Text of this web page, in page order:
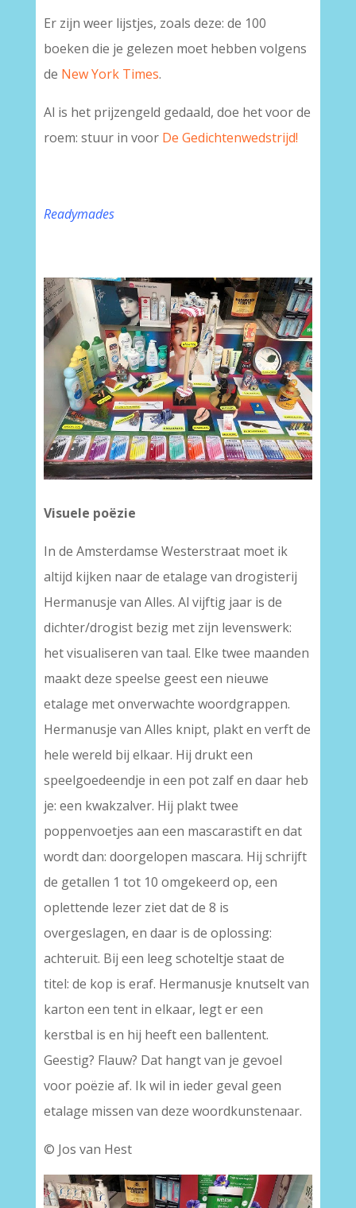
Er zijn weer lijstjes, zoals deze: de 100
boeken die je gelezen moet hebben volgens
de New York Times.
Al is het prijzengeld gedaald, doe het voor de
roem: stuur in voor De Gedichtenwedstrijd!
Readymades
Visuele poëzie
In de Amsterdamse Westerstraat moet ik
altijd kijken naar de etalage van drogisterij
Hermanusje van Alles. Al vijftig jaar is de
dichter/drogist bezig met zijn levenswerk:
het visualiseren van taal. Elke twee maanden
maakt deze speelse geest een nieuwe
etalage met onverwachte woordgrappen.
Hermanusje van Alles knipt, plakt en verft de
hele wereld bij elkaar. Hij drukt een
speelgoedeendje in een pot zalf en daar heb
je: een kwakzalver. Hij plakt twee
poppenvoetjes aan een mascarastift en dat
wordt dan: doorgelopen mascara. Hij schrijft
de getallen 1 tot 10 omgekeerd op, een
oplettende lezer ziet dat de 8 is
overgeslagen, en daar is de oplossing:
achteruit. Bij een leeg schoteltje staat de
titel: de kop is eraf. Hermanusje knutselt van
karton een tent in elkaar, legt er een
kerstbal is en hij heeft een ballentent.
Geestig? Flauw? Dat hangt van je gevoel
voor poëzie af. Ik wil in ieder geval geen
etalage missen van deze woordkunstenaar.
© Jos van Hest